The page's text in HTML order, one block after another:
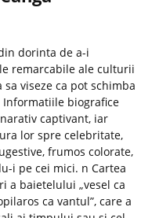
dorinta de a-i
remarcabile ale culturii
viseze ca pot schimba
biografice
captivant, iar
lor spre celebritate,
frumos colorate,
i pe cei mici. n Cartea
a baietelului „vesel ca
ca vantul”, care a